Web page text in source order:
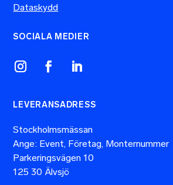
Dataskydd
SOCIALA MEDIER
LEVERANSADRESS
Stockholmsmässan
Ange: Event, Företag, Monternummer
Parkeringsvägen 10
125 30 Älvsjö